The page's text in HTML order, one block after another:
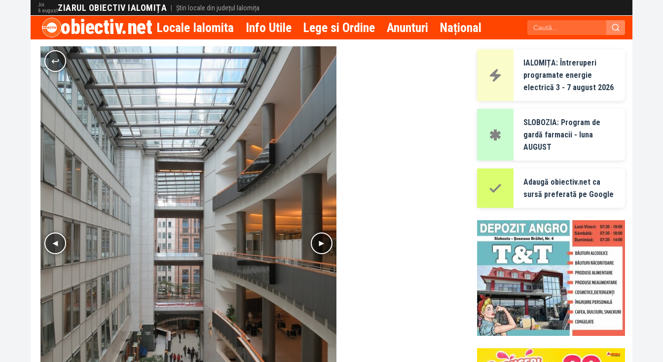
Joi
6 augustZIARUL OBIECTIV IALOMIȚA | Știri locale din județul Ialomița
obiectiv.net Locale Ialomita Info Utile Lege si Ordine Anunturi Național
IALOMIȚA: Întreruperi
programate energie
electrică 3 - 7 august 2026
SLOBOZIA: Program de
gardă farmacii - luna
AUGUST
Adaugă obiectiv.net ca
sursă preferată pe Google